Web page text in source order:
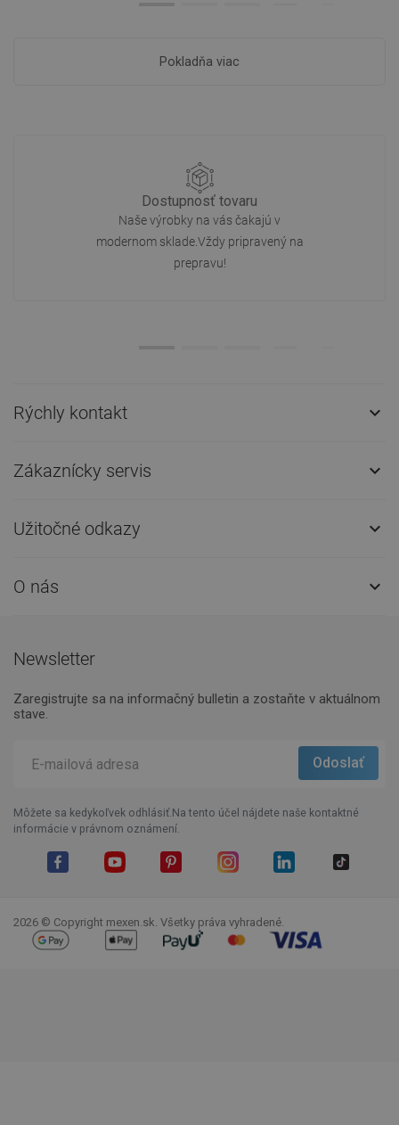
Pokladňa viac
Dostupnosť tovaru
Naše výrobky na vás čakajú v
modernom sklade.Vždy pripravený na
prepravu!
Rýchly kontakt 
Zákaznícky servis 
Užitočné odkazy 
O nás 
Newsletter
Zaregistrujte sa na informačný bulletin a zostaňte v aktuálnom
stave.
Môžete sa kedykoľvek odhlásiť.Na tento účel nájdete naše kontaktné
informácie v právnom oznámení.
2026 © Copyright mexen.sk. Všetky práva vyhradené.